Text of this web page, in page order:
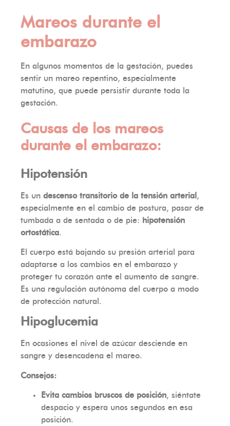
Mareos durante el
embarazo
En algunos momentos de la gestación, puedes
sentir un mareo repentino, especialmente
matutino, que puede persistir durante toda la
gestación.
Causas de los mareos
durante el embarazo:
Hipotensión
Es un descenso transitorio de la tensión arterial ,
especialmente en el cambio de postura, pasar de
tumbada a de sentada o de pie: hipotensión
ortostática.
El cuerpo está bajando su presión arterial para
adaptarse a los cambios en el embarazo y
proteger tu corazón ante el aumento de sangre.
Es una regulación autónoma del cuerpo a modo
de protección natural.
Hipoglucemia
En ocasiones el nivel de azúcar desciende en
sangre y desencadena el mareo.
Consejos:
Evita cambios bruscos de posición, siéntate
despacio y espera unos segundos en esa
posición.